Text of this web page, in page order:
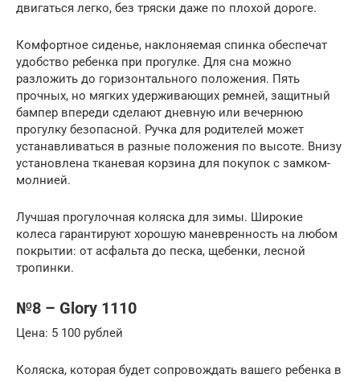
двигаться легко, без тряски даже по плохой дороге.
Комфортное сиденье, наклоняемая спинка обеспечат
удобство ребенка при прогулке. Для сна можно
разложить до горизонтального положения. Пять
прочных, но мягких удерживающих ремней, защитный
бампер впереди сделают дневную или вечернюю
прогулку безопасной. Ручка для родителей может
устанавливаться в разные положения по высоте. Внизу
установлена тканевая корзина для покупок с замком-
молнией.
Лучшая прогулочная коляска для зимы. Широкие
колеса гарантируют хорошую маневренность на любом
покрытии: от асфальта до песка, щебенки, лесной
тропинки.
№8 – Glory 1110
Цена: 5 100 рублей
Коляска, которая будет сопровождать вашего ребенка в